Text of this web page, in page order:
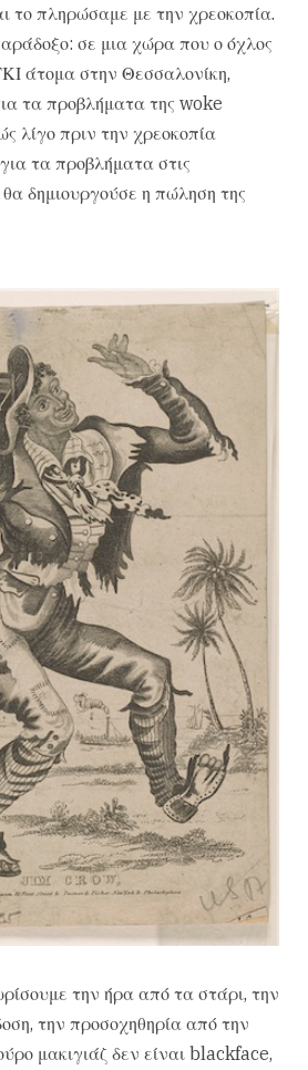
το πληρώσαμε με την χρεοκοπία.
σε μια χώρα που ο όχλος
άτομα στην Θεσσαλονίκη,
τα προβλήματα της woke
λίγο πριν την χρεοκοπία
τα προβλήματα στις
δημιουργούσε η πώληση της
την ήρα από τα στάρι, την
την προσοχηθηρία από την
μακιγιάζ δεν είναι blackface,